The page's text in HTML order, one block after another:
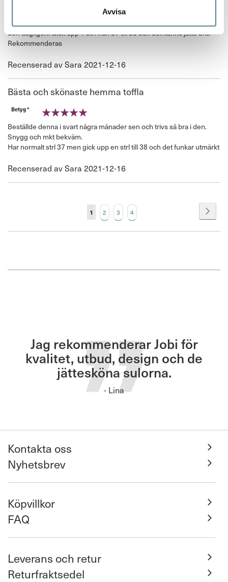
Avvisa
Beställde denna i svart några månader sen och har sen dess använt
den dagligen. Gick upp 1 strl från 37 till 38 och det känns jätte bra.
Rekommenderas
Recenserad avSara Publicerat
den
2021-12-16
Bästa och skönaste hemma toffla
Betyg *
Beställde denna i svart några månader sen och trivs så bra i den.
Snygg och mkt bekväm.
Har normalt strl 37 men gick upp en strl till 38 och det funkar utmärkt
Recenserad avSara Publicerat
den
2021-12-16
Page
You're currently reading page
1
Page
2
Page
3
Page
4
Page
Jag rekommenderar Jobi för
kvalitet, utbud, design och de
jättesköna sulorna.
- Lina
Kontakta oss
Nyhetsbrev
Köpvillkor
FAQ
Leverans och retur
Returfraktsedel